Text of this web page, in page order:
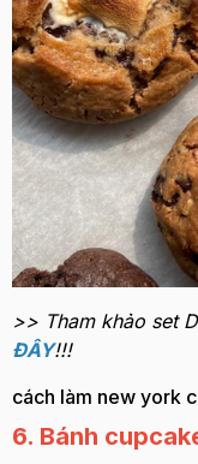
>> Tham khảo set
ĐÂY!!!
cách làm new york
6. Bánh